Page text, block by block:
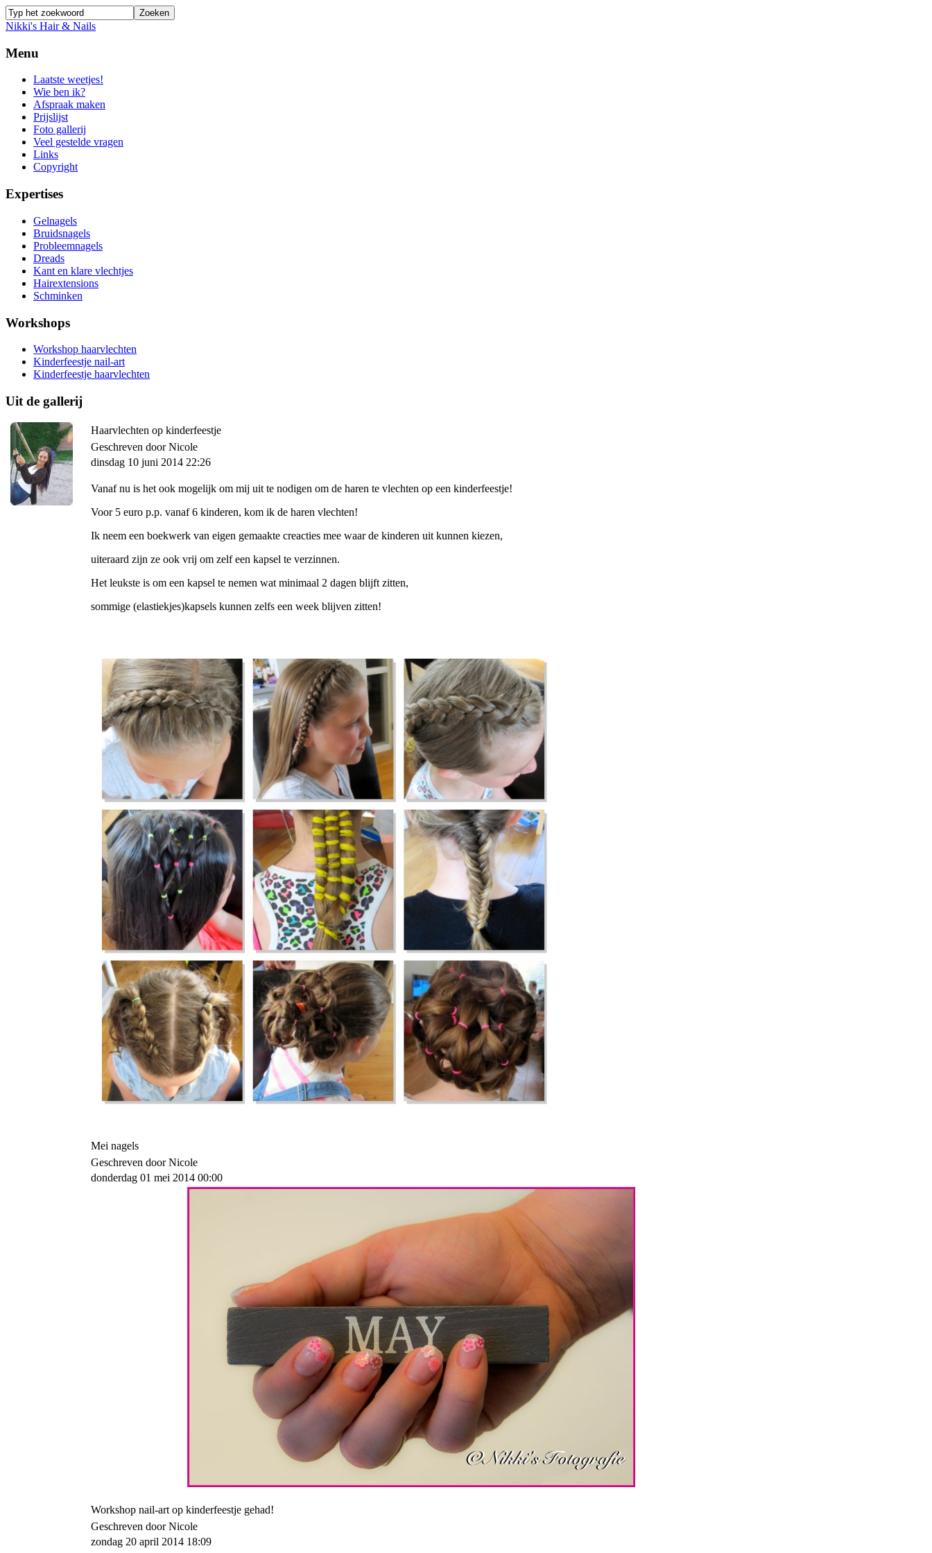
Nikki's Hair & Nails
Menu
Laatste weetjes!
Wie ben ik?
Afspraak maken
Prijslijst
Foto gallerij
Veel gestelde vragen
Links
Copyright
Expertises
Gelnagels
Bruidsnagels
Probleemnagels
Dreads
Kant en klare vlechtjes
Hairextensions
Schminken
Workshops
Workshop haarvlechten
Kinderfeestje nail-art
Kinderfeestje haarvlechten
Uit de gallerij
Haarvlechten op kinderfeestje
Geschreven door Nicole
dinsdag 10 juni 2014 22:26
Vanaf nu is het ook mogelijk om mij uit te nodigen om de haren te vlechten op een kinderfeestje!
Voor 5 euro p.p. vanaf 6 kinderen, kom ik de haren vlechten!
Ik neem een boekwerk van eigen gemaakte creacties mee waar de kinderen uit kunnen kiezen,
uiteraard zijn ze ook vrij om zelf een kapsel te verzinnen.
Het leukste is om een kapsel te nemen wat minimaal 2 dagen blijft zitten,
sommige (elastiekjes)kapsels kunnen zelfs een week blijven zitten!
Mei nagels
Geschreven door Nicole
donderdag 01 mei 2014 00:00
Workshop nail-art op kinderfeestje gehad!
Geschreven door Nicole
zondag 20 april 2014 18:09